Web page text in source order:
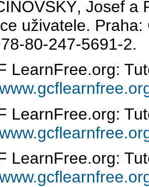
Josef a
uživatele.
80-247-5691-2.
LearnFree.org:
LearnFree.org:
LearnFree.org: